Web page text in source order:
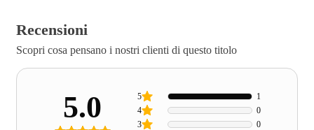
Recensioni
Scopri cosa pensano i nostri clienti di questo titolo
5.0 3 0
4 0
5 1